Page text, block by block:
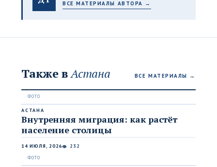
ВСЕ МАТЕРИАЛЫ АВТОРА →
Также вАстана ВСЕ МАТЕРИАЛЫ →
АСТАНА
Внутренняя миграция: как растёт
население столицы
14 ИЮЛЯ, 2026👁 232